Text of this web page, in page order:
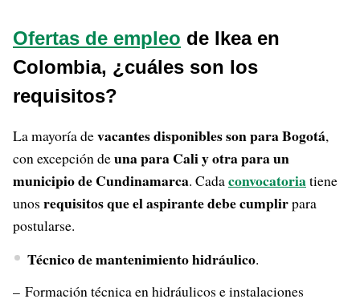
Ofertas de empleo de Ikea en
Colombia, ¿cuáles son los
requisitos?
La mayoría devacantes disponibles son para Bogotá,
con excepción deuna para Cali y otra para un
municipio de Cundinamarca. Cadaconvocatoriatiene
unos requisitos que el aspirante debe cumplirpara
postularse.
Técnico de mantenimiento hidráulico.
– Formación técnica en hidráulicos e instalaciones